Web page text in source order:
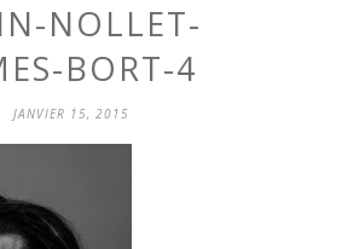
NOLLET-
BORT-4
JANVIER 15, 2015